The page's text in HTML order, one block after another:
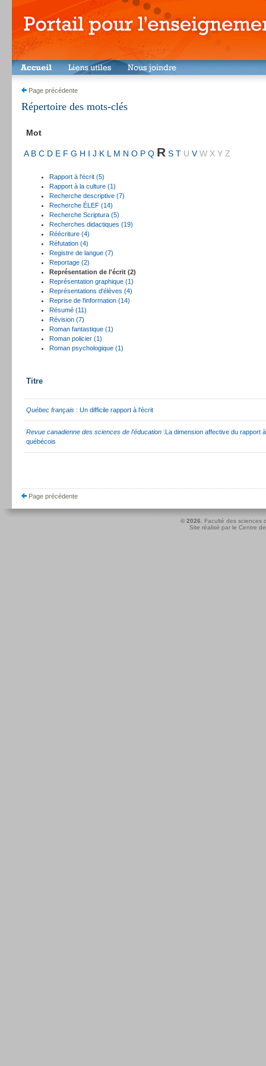
Page précédente
Répertoire des mots-clés
Mot
A B C D E F G H I J K L M N O P Q R S T U V W X Y Z
Rapport à l'écrit (5)
Rapport à la culture (1)
Recherche descriptive (7)
Recherche ÉLEF (14)
Recherche Scriptura (5)
Recherches didactiques (19)
Réécriture (4)
Réfutation (4)
Registre de langue (7)
Reportage (2)
Représentation de l'écrit (2)
Représentation graphique (1)
Représentations d'élèves (4)
Reprise de l'information (14)
Résumé (11)
Révision (7)
Roman fantastique (1)
Roman policier (1)
Roman psychologique (1)
Titre
Québec français : Un difficile rapport à l'écrit
Revue canadienne des sciences de l'éducation :La dimension affective du rapport
québécois
Page précédente
© 2026.
Faculté des sciences
Site réalisé par le Centre